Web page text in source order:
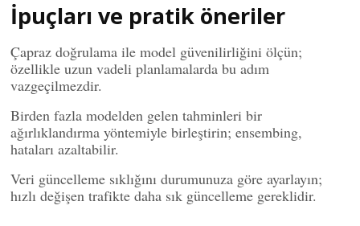
İpuçları ve pratik öneriler
Çapraz doğrulama ile model güvenilirliğini ölçün;
özellikle uzun vadeli planlamalarda bu adım
vazgeçilmezdir.
Birden fazla modelden gelen tahminleri bir
ağırlıklandırma yöntemiyle birleştirin; ensembing,
hataları azaltabilir.
Veri güncelleme sıklığını durumunuza göre ayarlayın;
hızlı değişen trafikte daha sık güncelleme gereklidir.